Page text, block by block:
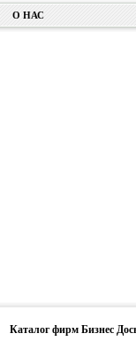
О НАС
Каталог фирм Бизнес